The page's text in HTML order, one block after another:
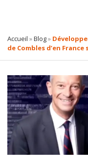
Accueil »Blog»
de Combles d’en France